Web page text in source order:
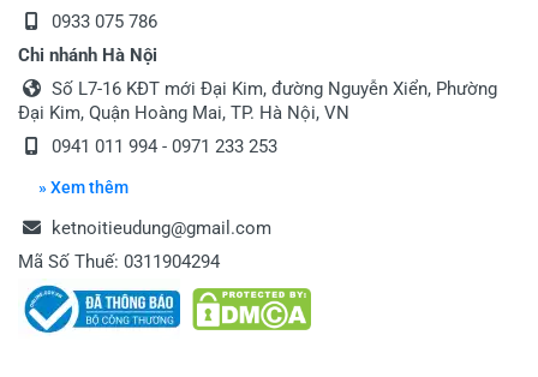
0933 075 786
Chi nhánh Hà Nội
Số L7-16 KĐT mới Đại Kim, đường Nguyễn Xiển, Phường
Đại Kim, Quận Hoàng Mai, TP. Hà Nội, VN
0941 011 994 - 0971 233 253
» Xem thêm
ketnoitieudung@gmail.com
Mã Số Thuế: 0311904294